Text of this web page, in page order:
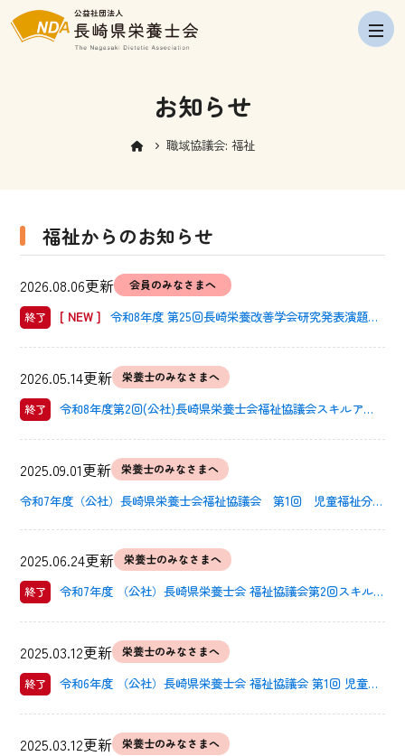
お知らせ
職域協議会:福祉
福祉からのお知らせ
2026.08.06更新 会員のみなさまへ
終了 [ NEW ] 令和8年度 第25回長崎栄養改善学会研究発表演題募
2026.05.14更新 栄養士のみなさまへ
終了
令和8年度第2回(公社)長崎県栄養士会福祉協議会スキルアッ
2025.09.01更新 栄養士のみなさまへ
令和7年度（公社）長崎県栄養士会福祉協議会 第1回 児童福祉分野
2025.06.24更新 栄養士のみなさまへ
終了
令和7年度 （公社）長崎県栄養士会 福祉協議会第2回スキル
2025.03.12更新 栄養士のみなさまへ
終了
令和6年度 （公社）長崎県栄養士会 福祉協議会 第1回 児童福
2025.03.12更新 栄養士のみなさまへ